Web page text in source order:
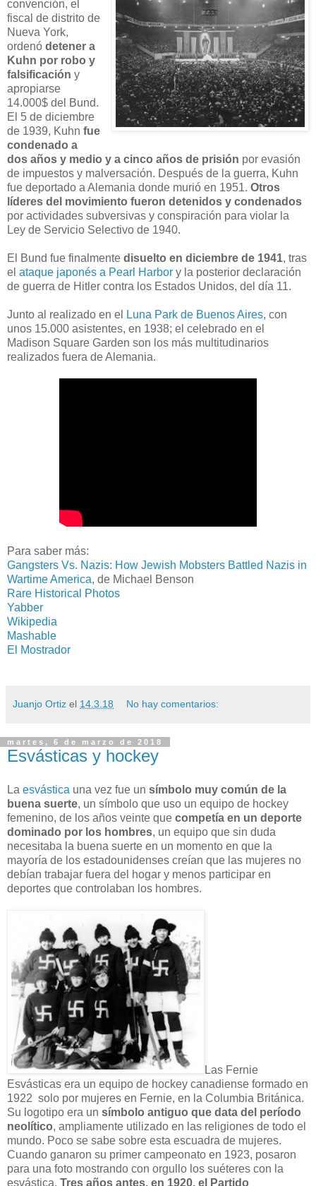
convención, el
fiscal de distrito de
Nueva York,
ordenó detener a
Kuhn por robo y
falsificación y
apropiarse
14.000$ del Bund.
El 5 de diciembre
de 1939, Kuhn fue
condenado a
dos años y medio y a cinco años de prisión por evasión
de impuestos y malversación. Después de la guerra, Kuhn
fue deportado a Alemania donde murió en 1951. Otros
líderes del movimiento fueron detenidos y condenados
por actividades subversivas y conspiración para violar la
Ley de Servicio Selectivo de 1940.
El Bund fue finalmente disuelto en diciembre de 1941, tras
el ataque japonés a Pearl Harbor y la posterior declaración
de guerra de Hitler contra los Estados Unidos, del día 11.
Junto al realizado en el Luna Park de Buenos Aires, con
unos 15.000 asistentes, en 1938; el celebrado en el
Madison Square Garden son los más multitudinarios
realizados fuera de Alemania.
Para saber más:
Gangsters Vs. Nazis: How Jewish Mobsters Battled Nazis in
Wartime America, de Michael Benson
Rare Historical Photos
Yabber
Wikipedia
Mashable
El Mostrador
Juanjo Ortiz el 14.3.18 No hay comentarios:
martes, 6 de marzo de 2018
Esvásticas y hockey
La esvástica una vez fue un símbolo muy común de la
buena suerte, un símbolo que uso un equipo de hockey
femenino, de los años veinte que competía en un deporte
dominado por los hombres, un equipo que sin duda
necesitaba la buena suerte en un momento en que la
mayoría de los estadounidenses creían que las mujeres no
debían trabajar fuera del hogar y menos participar en
deportes que controlaban los hombres.
Las Fernie
Esvásticas era un equipo de hockey canadiense formado en
1922 solo por mujeres en Fernie, en la Columbia Británica.
Su logotipo era un símbolo antiguo que data del período
neolítico, ampliamente utilizado en las religiones de todo el
mundo. Poco se sabe sobre esta escuadra de mujeres.
Cuando ganaron ​su primer campeonato en 1923, posaron
para una foto mostrando con orgullo los suéteres con la
esvástica. Tres años antes, en 1920, el Partido